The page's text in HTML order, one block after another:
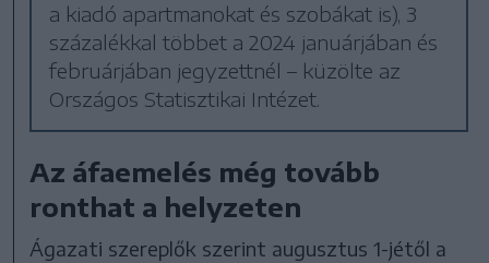
a kiadó apartmanokat és szobákat is), 3
százalékkal többet a 2024 januárjában és
februárjában jegyzettnél – küzölte az
Országos Statisztikai Intézet.
Az áfaemelés még tovább
ronthat a helyzeten
Ágazati szereplők szerint augusztus 1-jétől a